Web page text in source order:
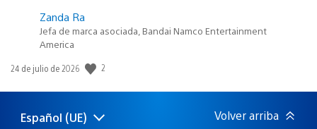
Zanda Ra
Jefa de marca asociada, Bandai Namco Entertainment
America
Fecha
publicación:
24 de julio de 2026 2
Selecciona
Región
Español (UE) Volver arriba